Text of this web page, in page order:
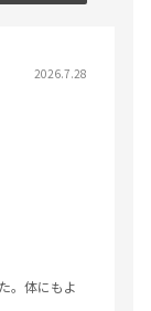
2026.7.28
。体にもよ